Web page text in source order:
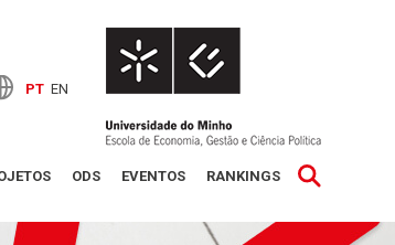
PT EN
ODS EVENTOS RANKINGS